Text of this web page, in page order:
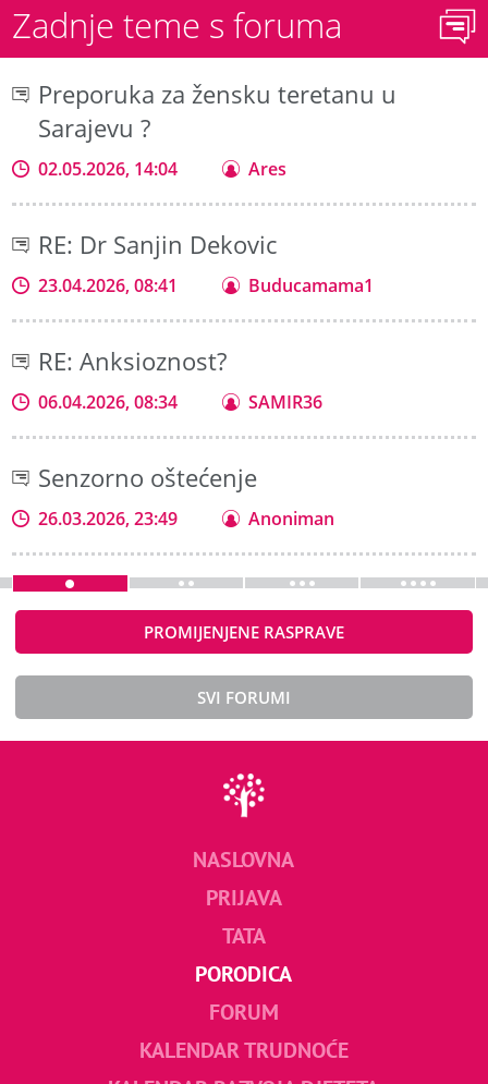
Zadnje teme s foruma
Preporuka za žensku teretanu u
Sarajevu ?
02.05.2026, 14:04 Ares
RE: Dr Sanjin Dekovic
23.04.2026, 08:41 Buducamama1
RE: Anksioznost?
06.04.2026, 08:34 SAMIR36
Senzorno oštećenje
26.03.2026, 23:49 Anoniman
PROMIJENJENE RASPRAVE
SVI FORUMI
NASLOVNA
PRIJAVA
TATA
PORODICA
FORUM
KALENDAR TRUDNOĆE